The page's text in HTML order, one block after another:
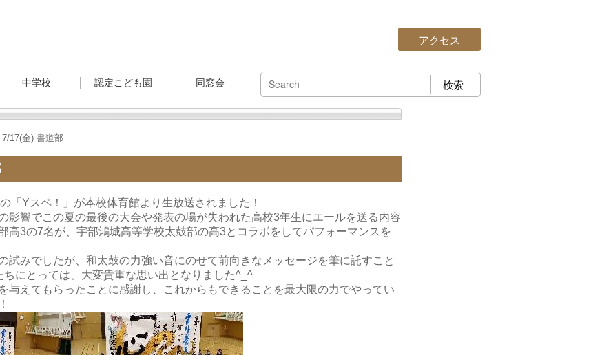
中学校 認定こども園 同窓会
アクセス
17(金) 書道部
「Yスペ！」 が本校体育館より生放送されました！
影響でこの夏の最後の大会や発表の場が失われた高校3年生にエールを送る内容
高3の7名が、 宇部鴻城高等学校太鼓部の高3とコラボをしてパフォーマンスを
試みでしたが、 和太鼓の力強い音にのせて前向きなメッセージを筆に託すこと
ちにとっては、 大変貴重な思い出となりました^_^
与えてもらったことに感謝し、
これからもできることを最大限の力でやってい
！